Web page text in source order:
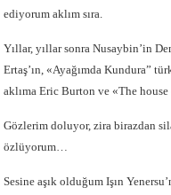
ediyorum aklım sıra.
Yıllar, yıllar sonra Nusaybin’in
Ertaş’ın, «Ayağımda Kundura”
aklıma Eric Burton ve «The
Gözlerim doluyor, zira birazdan
özlüyorum…
Sesine aşık olduğum Işın